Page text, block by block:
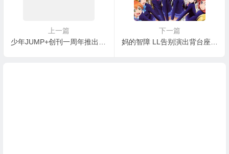
上一篇
下一篇